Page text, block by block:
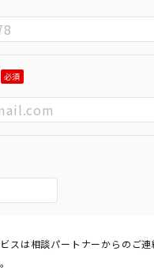
スは相談パートナーからのご連